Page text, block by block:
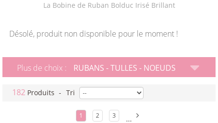
Livraison point relais gratuit dès 89 € !
Payez votre commande en 4X sans frais
La Bobine de Ruban Bolduc Irisé Brillant
Désolé, produit non disponible pour le moment !
Plus de choix : RUBANS - TULLES - NOEUDS
182 Produits - Tri
1 2 3 ...